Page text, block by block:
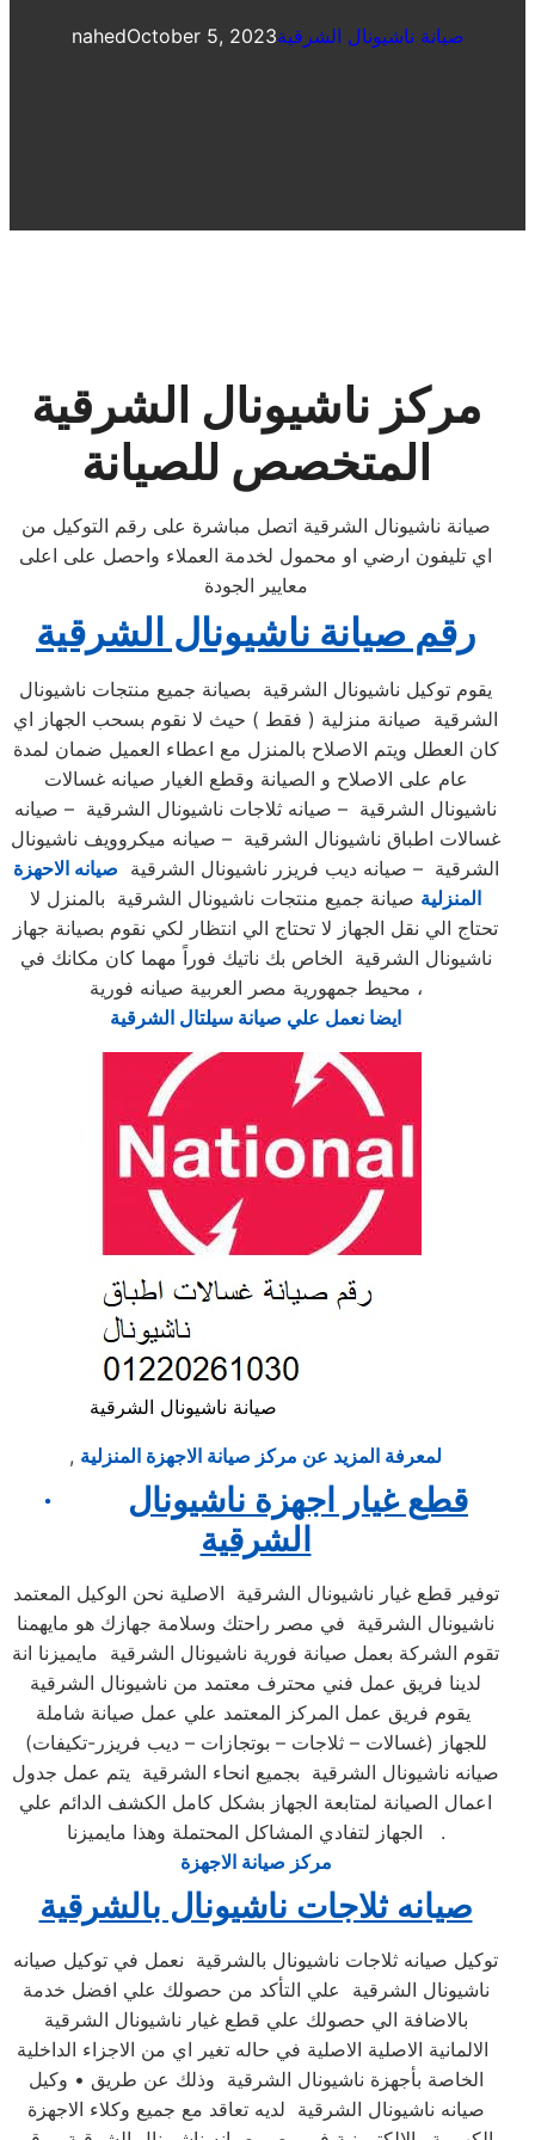
nahedOctober 5, 2023صيانة ناشيونال الشرقية
مركز ناشيونال الشرقية
المتخصص للصيانة
صيانة ناشيونال الشرقية اتصل مباشرة على رقم التوكيل من
اي تليفون ارضي او محمول لخدمة العملاء واحصل على اعلى
معايير الجودة
رقم صيانة ناشيونال الشرقية
يقوم توكيل ناشيونال الشرقية بصيانة جميع منتجات ناشيونال
الشرقية صيانة منزلية ( فقط ) حيث لا نقوم بسحب الجهاز اي
كان العطل ويتم الاصلاح بالمنزل مع اعطاء العميل ضمان لمدة
عام على الاصلاح و الصيانة وقطع الغيار صيانه غسالات
ناشيونال الشرقية – صيانه ثلاجات ناشيونال الشرقية – صيانه
غسالات اطباق ناشيونال الشرقية – صيانه ميكروويف ناشيونال
الشرقية – صيانه ديب فريزر ناشيونال الشرقية صيانه الاحهزة
المنزلية صيانة جميع منتجات ناشيونال الشرقية بالمنزل لا
تحتاج الي نقل الجهاز لا تحتاج الي انتظار لكي نقوم بصيانة جهاز
ناشيونال الشرقية الخاص بك ناتيك فوراً مهما كان مكانك في
محيط جمهورية مصر العربية صيانه فورية ،
ايضا نعمل علي صيانة سيلتال الشرقية
صيانة ناشيونال الشرقية
, لمعرفة المزيد عن مركز صيانة الاجهزة المنزلية
· قطع غيار اجهزة ناشيونال
الشرقية
توفير قطع غيار ناشيونال الشرقية الاصلية نحن الوكيل المعتمد
ناشيونال الشرقية في مصر راحتك وسلامة جهازك هو مايهمنا
تقوم الشركة بعمل صيانة فورية ناشيونال الشرقية مايميزنا انة
لدينا فريق عمل فني محترف معتمد من ناشيونال الشرقية
يقوم فريق عمل المركز المعتمد علي عمل صيانة شاملة
للجهاز (غسالات – ثلاجات – بوتجازات – ديب فريزر-تكيفات)
صيانه ناشيونال الشرقية بجميع انحاء الشرقية يتم عمل جدول
اعمال الصيانة لمتابعة الجهاز بشكل كامل الكشف الدائم علي
الجهاز لتفادي المشاكل المحتملة وهذا مايميزنا .
مركز صيانة الاجهزة
صيانه ثلاجات ناشيونال بالشرقية
توكيل صيانه ثلاجات ناشيونال بالشرقية نعمل في توكيل صيانه
ناشيونال الشرقية علي التأكد من حصولك علي افضل خدمة
بالاضافة الي حصولك علي قطع غيار ناشيونال الشرقية
الالمانية الاصلية الاصلية في حاله تغير اي من الاجزاء الداخلية
الخاصة بأجهزة ناشيونال الشرقية وذلك عن طريق • وكيل
صيانه ناشيونال الشرقية لديه تعاقد مع جميع وكلاء الاجهزة